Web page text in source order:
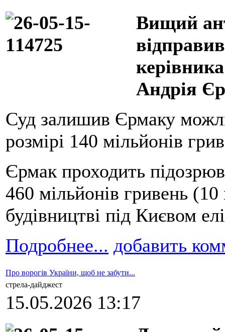
Вищий
Андрія
Суд залишив Єрмаку
розмірі 140 мільйонів
Єрмак проходить
460 мільйонів гривень (10
будівництві під Києвом
Подробнее... добавить
Про ворогів України, щоб не забути...
стрела-дайджест
15.05.2026 13:17